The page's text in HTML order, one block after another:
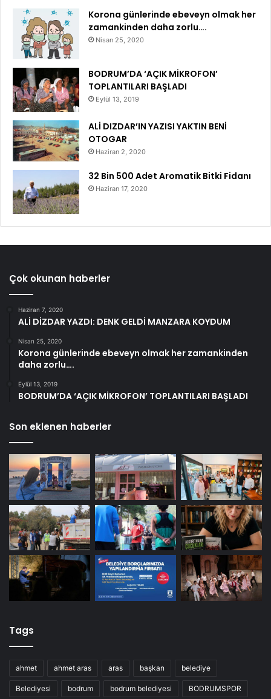
Korona günlerinde ebeveyn olmak her
zamankinden daha zorlu….
Nisan 25, 2020
BODRUM’DA ‘AÇIK MİKROFON’
TOPLANTILARI BAŞLADI
Eylül 13, 2019
ALİ DIZDAR’IN YAZISI YAKTIN BENİ
OTOGAR
Haziran 2, 2020
32 Bin 500 Adet Aromatik Bitki Fidanı
Haziran 17, 2020
Çok okunan haberler
Haziran 7, 2020
ALİ DİZDAR YAZDI: DENK GELDİ MANZARA KOYDUM
Nisan 25, 2020
Korona günlerinde ebeveyn olmak her zamankinden
daha zorlu….
Eylül 13, 2019
BODRUM’DA ‘AÇIK MİKROFON’ TOPLANTILARI BAŞLADI
Son eklenen haberler
Tags
ahmet ahmet aras aras başkan belediye
Belediyesi bodrum bodrum belediyesi BODRUMSPOR